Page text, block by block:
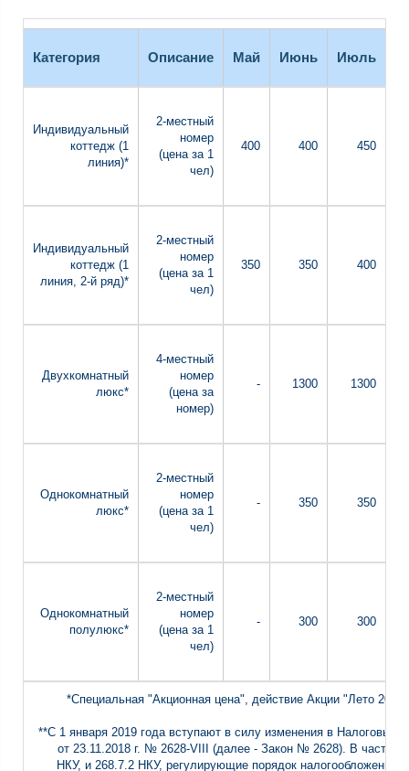
Категория Описание Май Июнь Июль
Индивидуальный
коттедж (1
линия)*
2-местный
номер
(цена за 1
чел)
400 400 450
Индивидуальный
коттедж (1
линия, 2-й ряд)*
2-местный
номер
(цена за 1
чел)
350 350 400
Двухкомнатный
люкс*
4-местный
номер
(цена за
номер)
- 1300 1300
Однокомнатный
люкс*
2-местный
номер
(цена за 1
чел)
- 350 350
Однокомнатный
полулюкс*
2-местный
номер
(цена за 1
чел)
- 300 300
*Специальная "Акционная цена", действие Акции "Лето
**С 1 января 2019 года вступают в силу изменения в Налоговый
от 23.11.2018 г. № 2628-VIII (далее - Закон № 2628). В
НКУ, и 268.7.2 НКУ, регулирующие порядок налогообложения